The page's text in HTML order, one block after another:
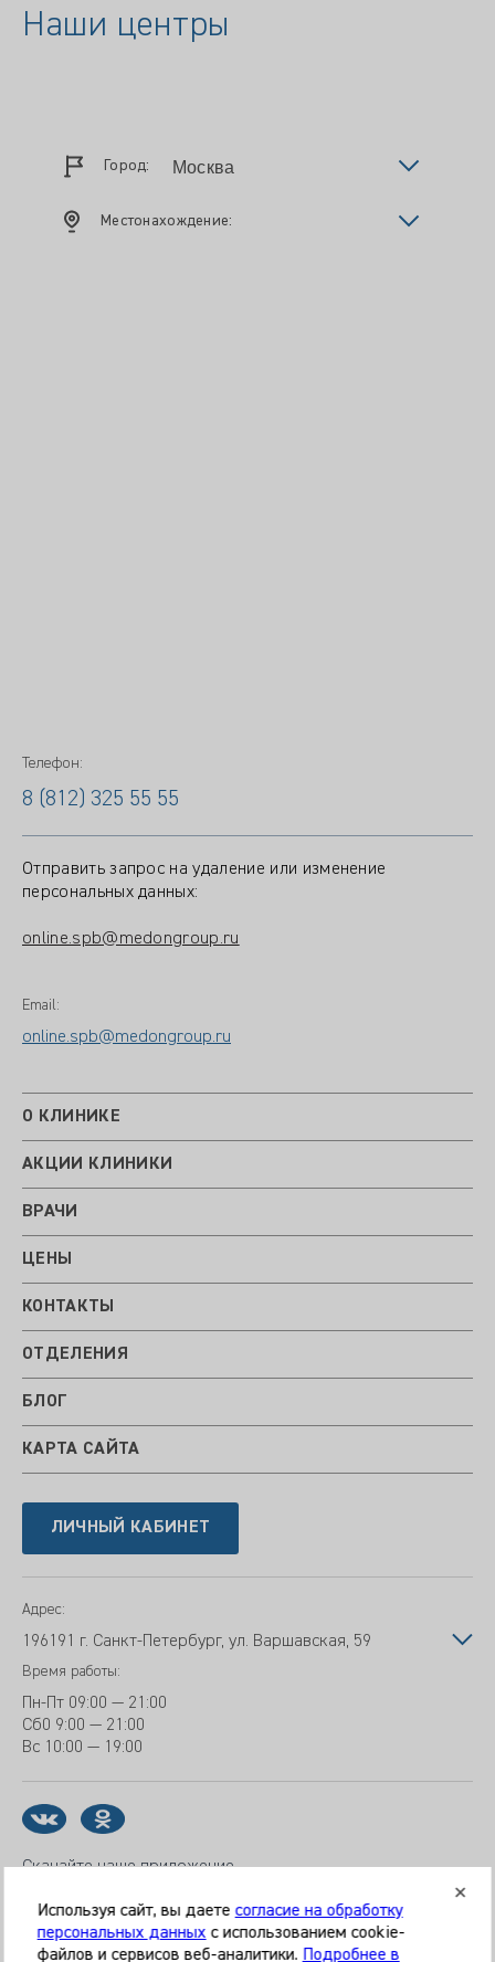
Наши центры
Город:
Местонахождение:
Телефон:
8 (812) 325 55 55
Отправить запрос на удаление или изменение
персональных данных:
online.spb@medongroup.ru
Email:
online.spb@medongroup.ru
О КЛИНИКЕ
АКЦИИ КЛИНИКИ
ВРАЧИ
ЦЕНЫ
КОНТАКТЫ
ОТДЕЛЕНИЯ
БЛОГ
КАРТА САЙТА
ЛИЧНЫЙ КАБИНЕТ
Адрес:
196191 г. Санкт-Петербург, ул. Варшавская, 59
Время работы:
Пн-Пт 09:00 — 21:00
Сб0 9:00 — 21:00
Вс 10:00 — 19:00
Скачайте наше приложение
Используя сайт, вы даете согласие на обработку
персональных данныхс использованием cookie-
файлов и сервисов веб-аналитики. Подробнее в